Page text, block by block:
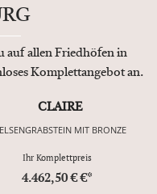
auf allen Friedhöfen in
Komplettangebot an.
CLAIRE
MIT BRONZE
Ihr Komplettpreis
4.462,50 € €*